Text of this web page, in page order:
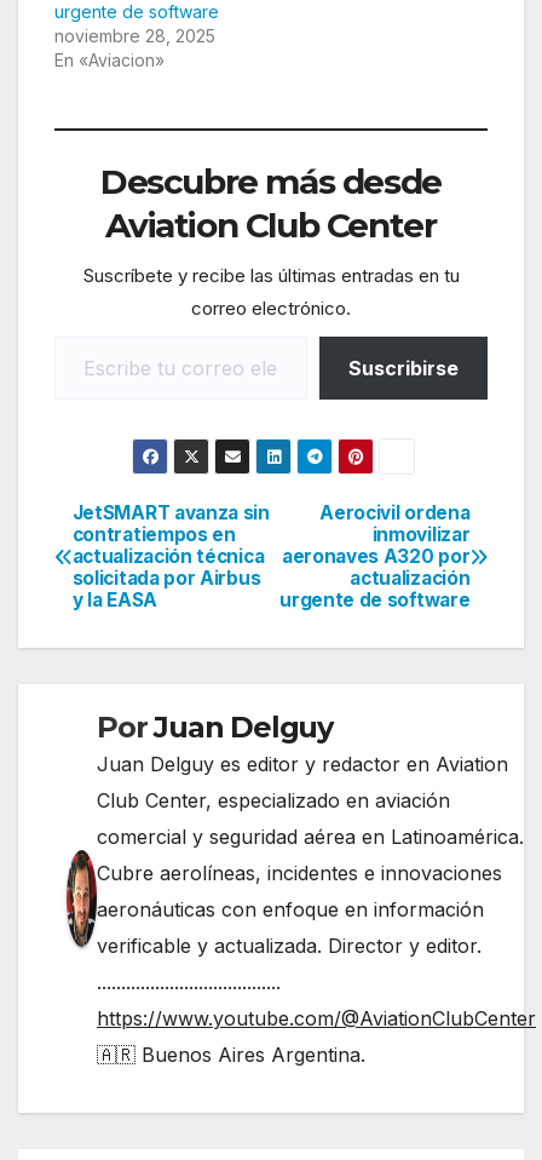
urgente de software
noviembre 28, 2025
En «Aviacion»
Descubre más desde
Aviation Club Center
Suscríbete y recibe las últimas entradas en tu
correo electrónico.
Suscribirse
Navegación
de
entradas
Aerocivil ordena
inmovilizar
aeronaves A320 por
actualización
urgente de software
JetSMART avanza sin
contratiempos en
actualización técnica
solicitada por Airbus
y la EASA
PorJuan Delguy
Juan Delguy es editor y redactor en Aviation
Club Center, especializado en aviación
comercial y seguridad aérea en Latinoamérica.
Cubre aerolíneas, incidentes e innovaciones
aeronáuticas con enfoque en información
verificable y actualizada. Director y editor.
......................................
https://www.youtube.com/@AviationClubCenter
🇦🇷 Buenos Aires Argentina.